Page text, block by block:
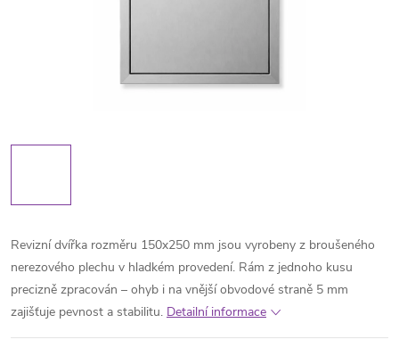
Revizní dvířka rozměru 150x250 mm jsou vyrobeny z broušeného
nerezového plechu v hladkém provedení. Rám z jednoho kusu
precizně zpracován – ohyb i na vnější obvodové straně 5 mm
zajišťuje pevnost a stabilitu. Detailní informace